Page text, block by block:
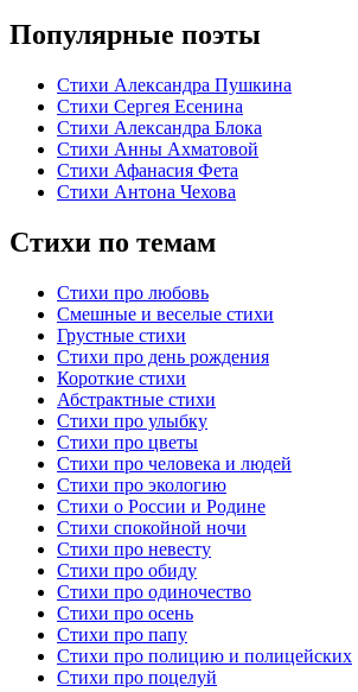
Популярные поэты
Стихи Александра Пушкина
Стихи Сергея Есенина
Стихи Александра Блока
Стихи Анны Ахматовой
Стихи Афанасия Фета
Стихи Антона Чехова
Стихи по темам
Стихи про любовь
Смешные и веселые стихи
Грустные стихи
Стихи про день рождения
Короткие стихи
Абстрактные стихи
Стихи про улыбку
Стихи про цветы
Стихи про человека и людей
Стихи про экологию
Стихи о России и Родине
Стихи спокойной ночи
Стихи про невесту
Стихи про обиду
Стихи про одиночество
Стихи про осень
Стихи про папу
Стихи про полицию и полицейских
Стихи про поцелуй